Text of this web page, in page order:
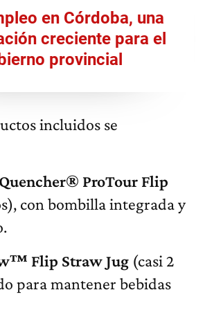
en Córdoba, una
creciente para el
provincial
incluidos se
ProTour Flip
con bombilla integrada y
Flip Straw Jug (casi 2
para mantener bebidas